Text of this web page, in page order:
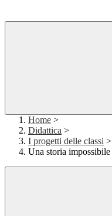
Home >
Didattica >
I progetti delle classi >
Una storia impossibile